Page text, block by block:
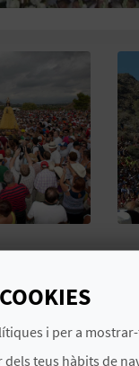
i per a
teus hàbits de